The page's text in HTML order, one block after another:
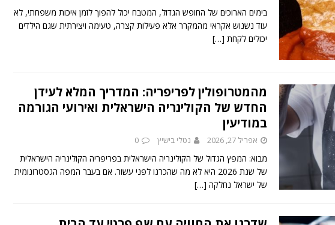
בימים הארוכים של החופש הגדול, המטבח יכול להפוך לזמן איכות משפחתי, לא
עוד נשנוש אקראי מהמקרר אלא פעילות קצרה, טעימה ויצירתית שגם הילדים
יכולים לקחת […]
מהמטרופולין לפריפריה: המדריך המלא לעידן
החדש של הקולינריה הישראלית ואירועי הגורמה
במודיעין
אפריל 27, 2026 נטלי בישיץ 0
מבוא: המפץ הגדול של הקולינריה הישראלית בפריפריה הקולינריה הישראלית
של שנת 2026 היא לא מה שהכרנו לפני עשור. אם בעבר המפה הגסטרונומית
של ישראל נחלקה […]